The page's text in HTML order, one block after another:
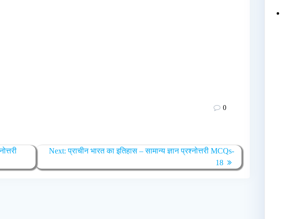
0
Next: प्राचीन भारत का इतिहास – सामान्य ज्ञान प्रश्नोत्तरी MCQs-
18